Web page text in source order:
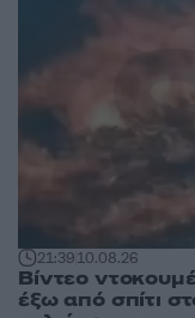
21:3910.08.26
Βίντεο
έξω από σπίτι